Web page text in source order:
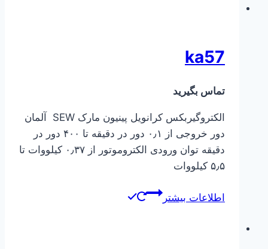
ka57
تماس بگیرید
الکتروگیربکس کرانویل پینیون مارک SEW آلمان
دور خروجی از ۰٫۱ دور در دقیقه تا ۴۰۰ دور در
دقیقه توان ورودی الکتروموتور از ۰٫۳۷ کیلووات تا
۵٫۵ کیلووات
اطلاعات بیشتر